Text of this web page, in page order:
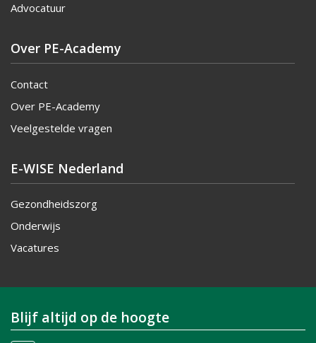
Advocatuur
Over PE-Academy
Contact
Over PE-Academy
Veelgestelde vragen
E-WISE Nederland
Gezondheidszorg
Onderwijs
Vacatures
Blijf altijd op de hoogte